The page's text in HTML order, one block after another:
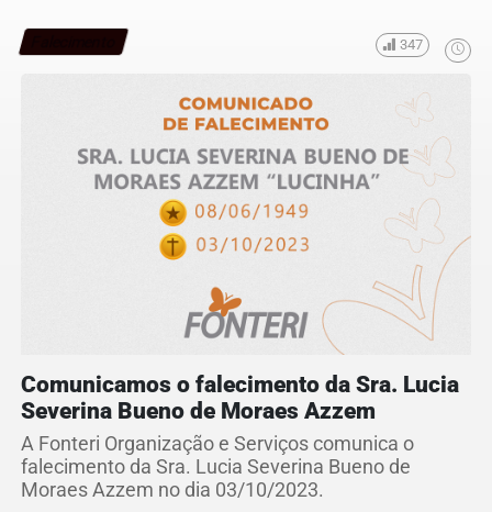
347
Comunicamos o falecimento da Sra. Lucia
Severina Bueno de Moraes Azzem
A Fonteri Organização e Serviços comunica o
falecimento da Sra. Lucia Severina Bueno de
Moraes Azzem no dia 03/10/2023.